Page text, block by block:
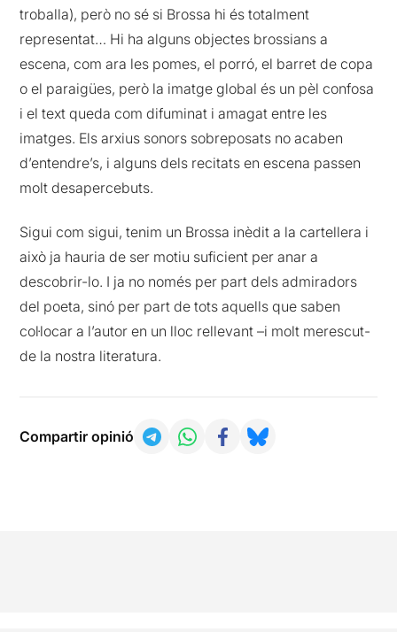
troballa), però no sé si Brossa hi és totalment
representat… Hi ha alguns objectes brossians a
escena, com ara les pomes, el porró, el barret de copa
o el paraigües, però la imatge global és un pèl confosa
i el text queda com difuminat i amagat entre les
imatges. Els arxius sonors sobreposats no acaben
d’entendre’s, i alguns dels recitats en escena passen
molt desapercebuts.
Sigui com sigui, tenim un Brossa inèdit a la cartellera i
això ja hauria de ser motiu suficient per anar a
descobrir-lo. I ja no només per part dels admiradors
del poeta, sinó per part de tots aquells que saben
col·locar a l’autor en un lloc rellevant –i molt merescut-
de la nostra literatura.
Compartir opinió